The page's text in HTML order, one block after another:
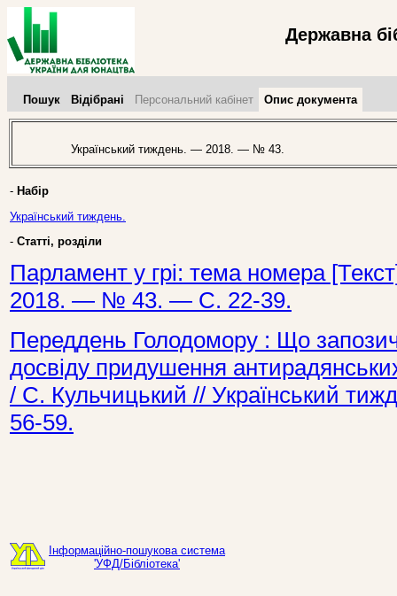
Державна
Пошук Відібрані Персональний кабінет Опис документа
Український тиждень. — 2018. — № 43.
- Набір
Український тиждень.
- Статті, розділи
Парламент у грі: тема номера
2018. — № 43. — С. 22-39.
Переддень Голодомору : Що
досвіду придушення
/ С. Кульчицький // Український
56-59.
Інформаційно-пошукова система
'УФД/Бібліотека'